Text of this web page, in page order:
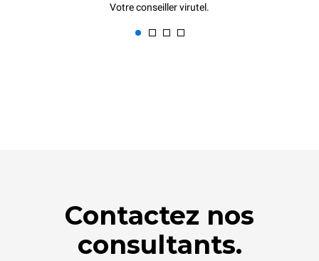
Votre conseiller virutel.
Contactez nos
consultants.